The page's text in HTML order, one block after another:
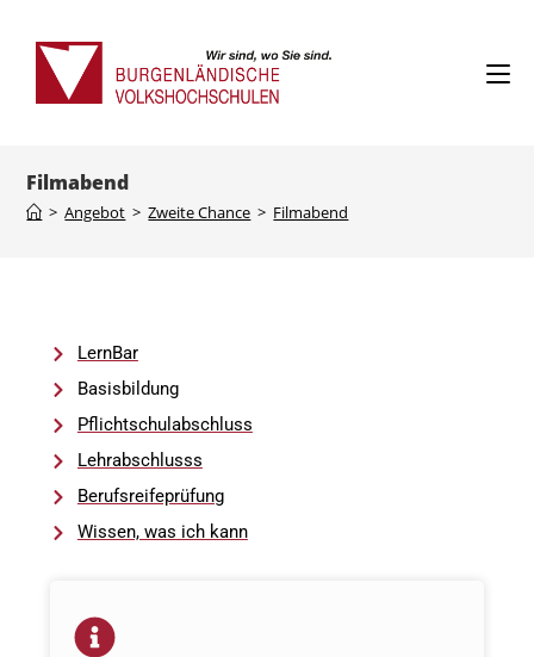
Filmabend
> Angebot > Zweite Chance > Filmabend
LernBar
Basisbildung
Pflichtschulabschluss
Lehrabschlusss
Berufsreifeprüfung
Wissen, was ich kann